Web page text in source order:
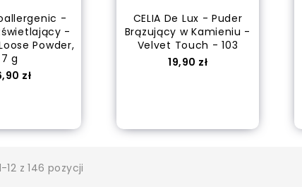
-
-
Powder,
7 g
zł
CELIA De Lux - Puder
Brązujący w Kamieniu -
Velvet Touch - 103
Cena
19,90 zł
12 z 146 pozycji